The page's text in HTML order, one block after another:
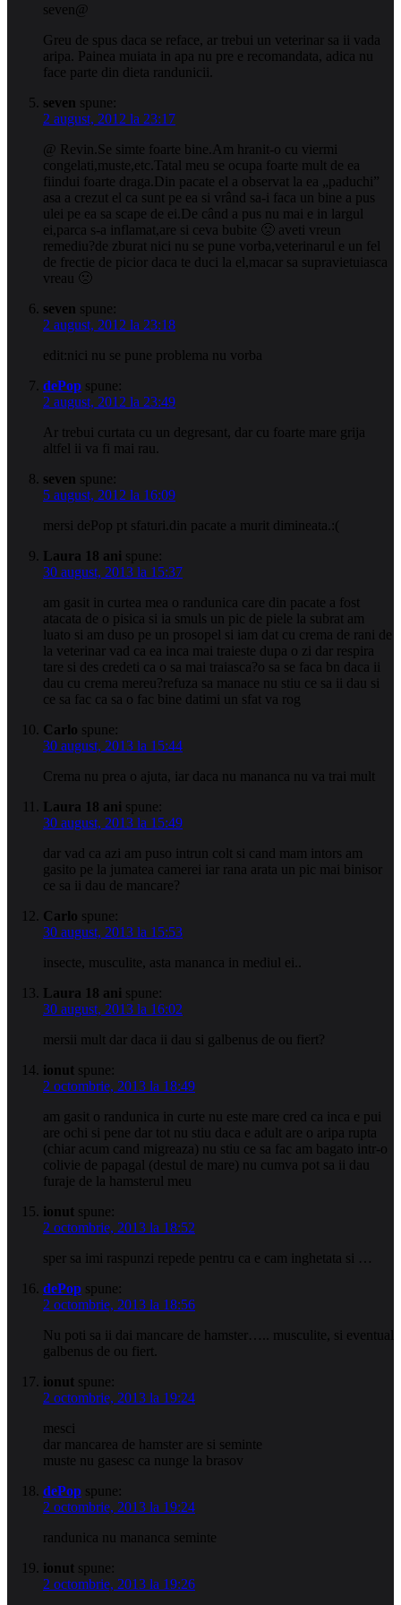
seven@
Greu de spus daca se reface, ar trebui un veterinar sa ii vada
aripa. Painea muiata in apa nu pre e recomandata, adica nu
face parte din dieta randunicii.
seven spune:
2 august, 2012 la 23:17
@ Revin.Se simte foarte bine.Am hranit-o cu viermi
congelati,muste,etc.Tatal meu se ocupa foarte mult de ea
fiindui foarte draga.Din pacate el a observat la ea „paduchi”
asa a crezut el ca sunt pe ea si vrând sa-i faca un bine a pus
ulei pe ea sa scape de ei.De când a pus nu mai e in largul
ei,parca s-a inflamat,are si ceva bubite 🙁 aveti vreun
remediu?de zburat nici nu se pune vorba,veterinarul e un fel
de frectie de picior daca te duci la el,macar sa supravietuiasca
vreau 🙁
seven spune:
2 august, 2012 la 23:18
edit:nici nu se pune problema nu vorba
dePop spune:
2 august, 2012 la 23:49
Ar trebui curtata cu un degresant, dar cu foarte mare grija
altfel ii va fi mai rau.
seven spune:
5 august, 2012 la 16:09
mersi dePop pt sfaturi.din pacate a murit dimineata.:(
Laura 18 ani spune:
30 august, 2013 la 15:37
am gasit in curtea mea o randunica care din pacate a fost
atacata de o pisica si ia smuls un pic de piele la subrat am
luato si am duso pe un prosopel si iam dat cu crema de rani de
la veterinar vad ca ea inca mai traieste dupa o zi dar respira
tare si des credeti ca o sa mai traiasca?o sa se faca bn daca ii
dau cu crema mereu?refuza sa manace nu stiu ce sa ii dau si
ce sa fac ca sa o fac bine datimi un sfat va rog
Carlo spune:
30 august, 2013 la 15:44
Crema nu prea o ajuta, iar daca nu mananca nu va trai mult
Laura 18 ani spune:
30 august, 2013 la 15:49
dar vad ca azi am puso intrun colt si cand mam intors am
gasito pe la jumatea camerei iar rana arata un pic mai binisor
ce sa ii dau de mancare?
Carlo spune:
30 august, 2013 la 15:53
insecte, musculite, asta mananca in mediul ei..
Laura 18 ani spune:
30 august, 2013 la 16:02
mersii mult dar daca ii dau si galbenus de ou fiert?
ionut spune:
2 octombrie, 2013 la 18:49
am gasit o randunica in curte nu este mare cred ca inca e pui
are ochi si pene dar tot nu stiu daca e adult are o aripa rupta
(chiar acum cand migreaza) nu stiu ce sa fac am bagato intr-o
colivie de papagal (destul de mare) nu cumva pot sa ii dau
furaje de la hamsterul meu
ionut spune:
2 octombrie, 2013 la 18:52
sper sa imi raspunzi repede pentru ca e cam inghetata si …
dePop spune:
2 octombrie, 2013 la 18:56
Nu poti sa ii dai mancare de hamster….. musculite, si eventual
galbenus de ou fiert.
ionut spune:
2 octombrie, 2013 la 19:24
mesci
dar mancarea de hamster are si seminte
muste nu gasesc ca nunge la brasov
dePop spune:
2 octombrie, 2013 la 19:24
randunica nu mananca seminte
ionut spune:
2 octombrie, 2013 la 19:26